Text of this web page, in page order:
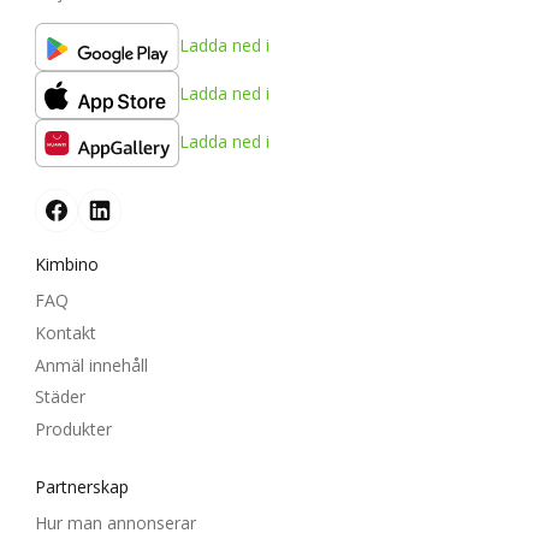
Ladda ned i
Ladda ned i
Ladda ned i
Kimbino
FAQ
Kontakt
Anmäl innehåll
Städer
Produkter
Partnerskap
Hur man annonserar